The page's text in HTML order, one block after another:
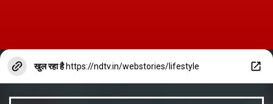
खुल रहा है https://ndtv.in/webstories/lifestyle